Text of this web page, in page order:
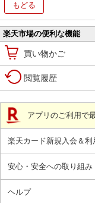
もどる
楽天市場の便利な機能
買い物かご
閲覧履歴
アプリのご利用で
楽天カード新規入会＆利
安心・安全への取り組み
ヘルプ